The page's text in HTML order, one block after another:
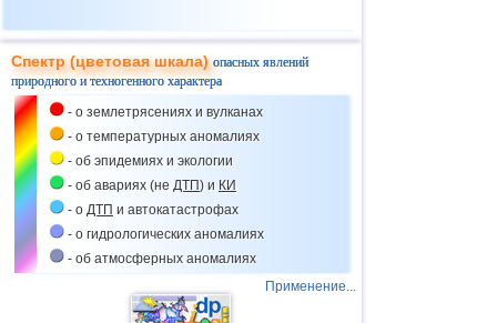
Малайзии
06.01
Бразилия
Столкновение поездов в
Бразилии
06.01
Республика Северная Осетия
Транскам закрыт из-за схода
лавин
06.01
Турция
Аномальный холод в
Греции, Турции и Иордании
Климат
Смоленская область
Коммунальная авария в
Спектр (цветовая шкала)опасных явлений
природного и техногенного характера
- о землетрясениях и вулканах
- о температурных аномалиях
- об эпидемиях и экологии
- об авариях (не ДТП) и КИ
- о ДТП и автокатастрофах
- о гидрологических аномалиях
- об атмосферных аномалиях
Применение...